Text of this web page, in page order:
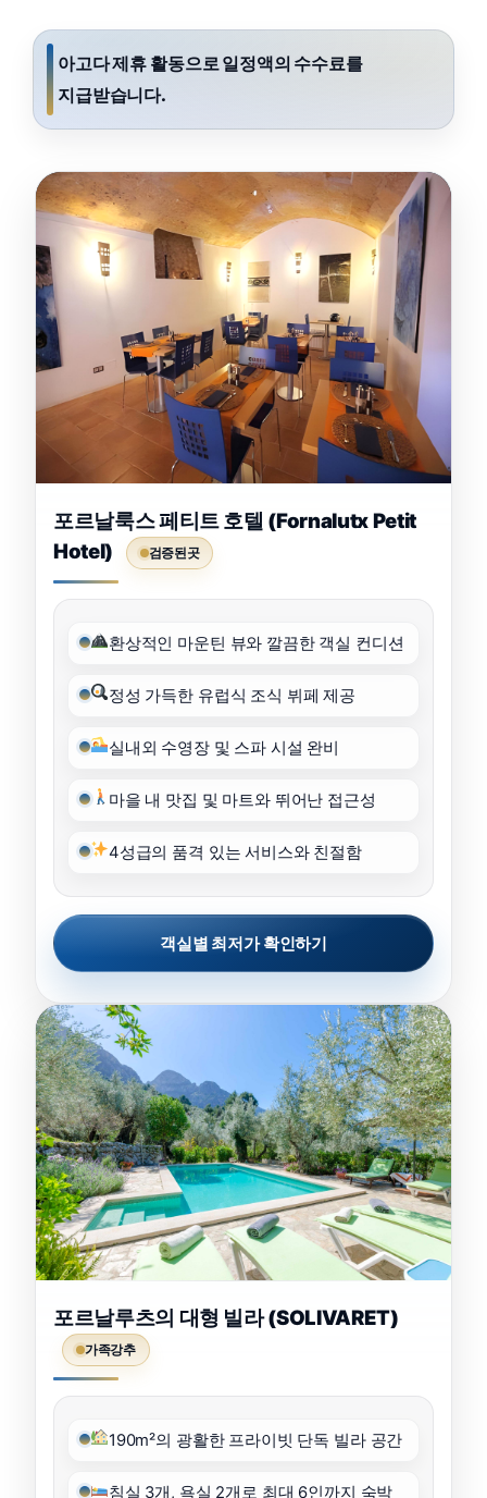
아고다 제휴 활동으로 일정액의 수수료를
지급받습니다.
포르날룩스 페티트 호텔 (Fornalutx Petit
Hotel)
검증된곳
환상적인 마운틴 뷰와 깔끔한 객실 컨디션
정성 가득한 유럽식 조식 뷔페 제공
실내외 수영장 및 스파 시설 완비
마을 내 맛집 및 마트와 뛰어난 접근성
4성급의 품격 있는 서비스와 친절함
객실별 최저가 확인하기
포르날루츠의 대형 빌라 (SOLIVARET)
가족강추
190m²의 광활한 프라이빗 단독 빌라 공간
침실 3개, 욕실 2개로 최대 6인까지 숙박